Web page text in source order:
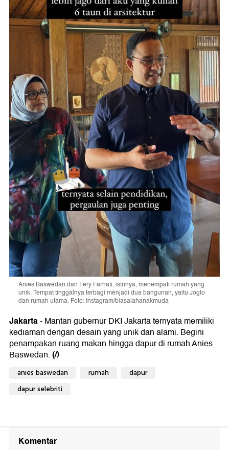
Anies Baswedan dan Fery Farhati, istrinya, menempati rumah yang
unik. Tempat tinggalnya terbagi menjadi dua bangunan, yaitu Joglo
dan rumah utama. Foto: Instagram/biasalahanakmuda
Jakarta- Mantan gubernur DKI Jakarta ternyata memiliki
kediaman dengan desain yang unik dan alami. Begini
penampakan ruang makan hingga dapur di rumah Anies
Baswedan.(/)
anies baswedan rumah dapur
dapur selebriti
Komentar